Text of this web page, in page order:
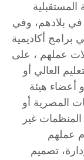
بلادهم، وفي
برامج أكاديمية
عملهم ، على
العالي أو
أعضاء هيئة
المصرية أو
المنظمات غير
عملهم
تصميم